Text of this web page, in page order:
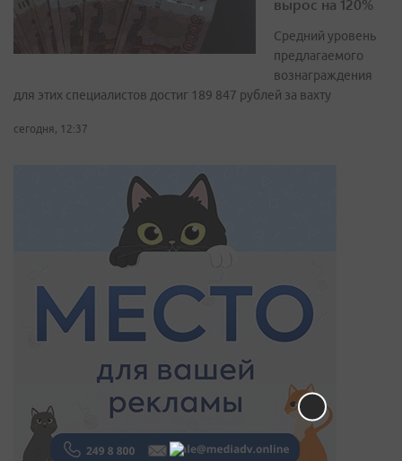
вырос на 120%
Средний уровень
предлагаемого
вознаграждения
для этих специалистов достиг 189 847 рублей за вахту
сегодня, 12:37